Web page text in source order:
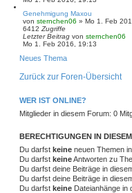
Genehmigung Maxou
von sternchen06 » Mo 1. Feb
6412 Zugriffe
Letzter Beitrag von sternchen06
Mo 1. Feb 2016, 19:13
Neues Thema
Zurück zur Foren-Übersicht
WER IST ONLINE?
Mitglieder in diesem Forum: 0
BERECHTIGUNGEN IN
Du darfst keine neuen Themen
Du darfst keineAntworten zu
Du darfst deine Beiträge in
Du darfst deine Beiträge in
Du darfst keine Dateianhänge in